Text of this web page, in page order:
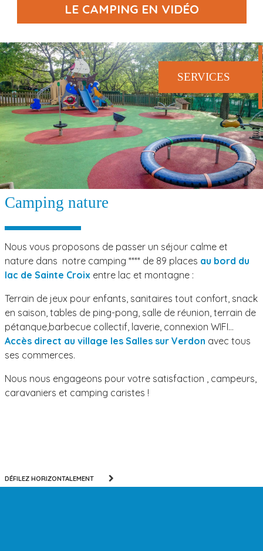
LE CAMPING EN VIDÉO
SERVICES
Camping nature
Nous vous proposons de passer un séjour calme et
nature dans notre camping **** de 89 places au bord du
lac de Sainte Croix entre lac et montagne :
Terrain de jeux pour enfants, sanitaires tout confort, snack
en saison, tables de ping-pong, salle de réunion, terrain de
pétanque,barbecue collectif, laverie, connexion WIFI…
Accès direct au village les Salles sur Verdon avec tous
ses commerces.
Nous nous engageons pour votre satisfaction , campeurs,
caravaniers et camping caristes !
DÉFILEZ HORIZONTALEMENT